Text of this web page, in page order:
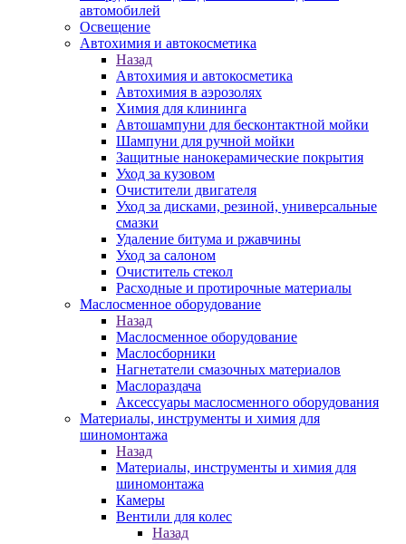
автомобилей
Освещение
Автохимия и автокосметика
Назад
Автохимия и автокосметика
Автохимия в аэрозолях
Химия для клининга
Автошампуни для бесконтактной мойки
Шампуни для ручной мойки
Защитные нанокерамические покрытия
Уход за кузовом
Очистители двигателя
Уход за дисками, резиной, универсальные
смазки
Удаление битума и ржавчины
Уход за салоном
Очиститель стекол
Расходные и протирочные материалы
Маслосменное оборудование
Назад
Маслосменное оборудование
Маслосборники
Нагнетатели смазочных материалов
Маслораздача
Аксессуары маслосменного оборудования
Материалы, инструменты и химия для
шиномонтажа
Назад
Материалы, инструменты и химия для
шиномонтажа
Камеры
Вентили для колес
Назад